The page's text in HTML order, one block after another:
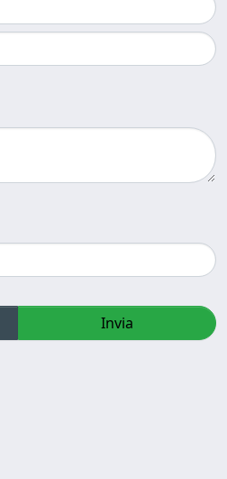
Invia